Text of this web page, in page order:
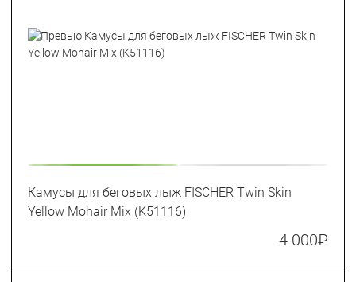
Камусы для беговых лыж FISCHER Twin Skin
Yellow Mohair Mix (K51116)
4 000₽